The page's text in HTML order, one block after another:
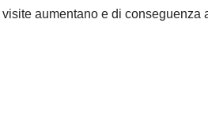
aumentano e di conseguenza